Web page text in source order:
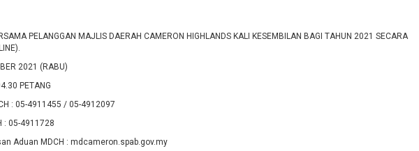
PELANGGAN MAJLIS DAERAH CAMERON HIGHLANDS KALI KESEMBILAN BAGI TAHUN 2021 SECARA
2021 (RABU)
PETANG
: 05-4911455 / 05-4912097
: 05-4911728
Aduan MDCH : mdcameron.spab.gov.my